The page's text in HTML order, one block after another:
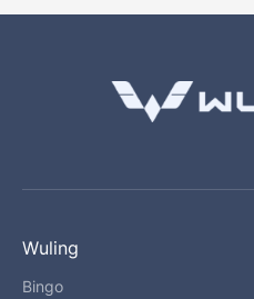
Wuling
Bingo